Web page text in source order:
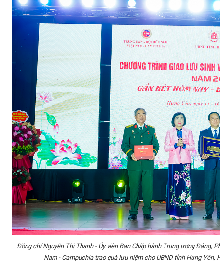
Đồng chí Nguyễn Thị Thanh - Ủy viên Ban Chấp hành Trung ương Đảng,
Nam - Campuchia trao quà lưu niệm cho UBND tỉnh Hưng Yên,